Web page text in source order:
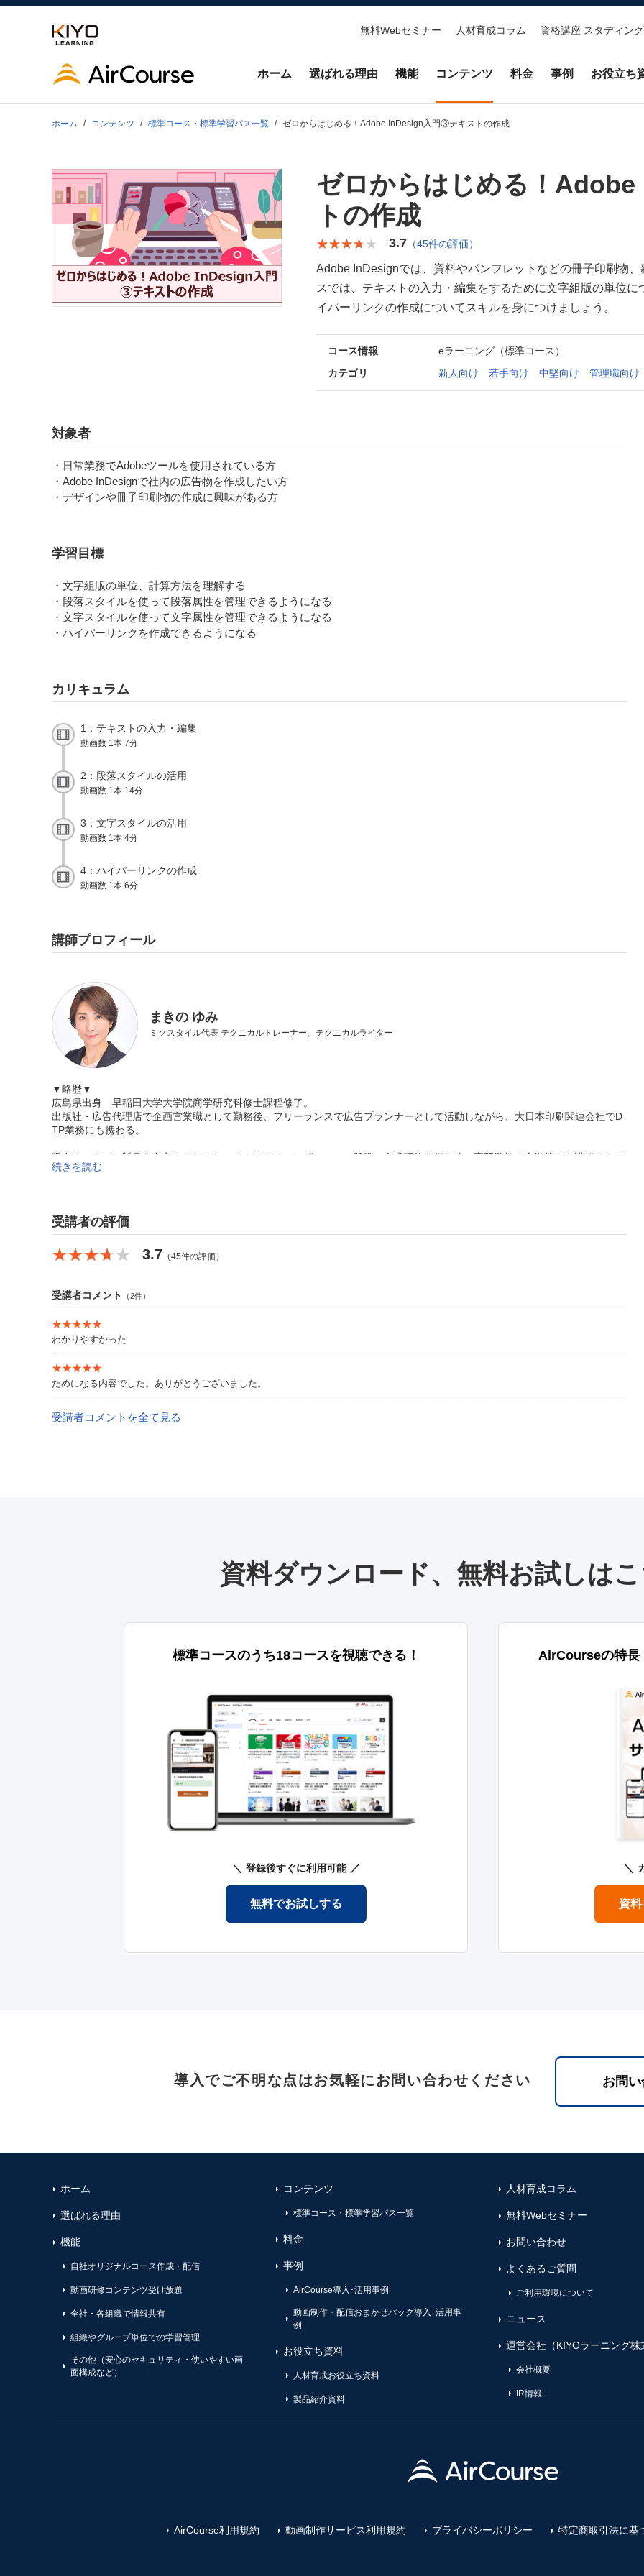
無料Webセミナー 人材育成コラム 資格講座 スタディング
ホーム 選ばれる理由 機能 コンテンツ 料金 事例 お役立ち
ホーム コンテンツ 標準コース・標準学習パス一覧 ゼロからはじめる！Adobe InDesign入門③テキストの作成
ゼロからはじめる！
トの作成
★★★★★
★★★★★ 3.7 （45件の評価）
Adobe InDesignでは、資料やパンフレットなどの冊子印刷物
スでは、テキストの入力・編集をするために文字組版の単位
イパーリンクの作成についてスキルを身につけましょう。
コース情報
eラーニング（標準コース）
カテゴリ
新人向け 若手向け 中堅向け 管理職向け
対象者
・日常業務でAdobeツールを使用されている方
・Adobe InDesignで社内の広告物を作成したい方
・デザインや冊子印刷物の作成に興味がある方
学習目標
・文字組版の単位、計算方法を理解する
・段落スタイルを使って段落属性を管理できるようになる
・文字スタイルを使って文字属性を管理できるようになる
・ハイパーリンクを作成できるようになる
カリキュラム
1：テキストの入力・編集
動画数 1本 7分
2：段落スタイルの活用
動画数 1本 14分
3：文字スタイルの活用
動画数 1本 4分
4：ハイパーリンクの作成
動画数 1本 6分
講師プロフィール
まきの ゆみ
ミクスタイル代表 テクニカルトレーナー、テクニカルライター
▼略歴▼
広島県出身 早稲田大学大学院商学研究科修士課程修了。
出版社・広告代理店で企画営業職として勤務後、フリーランスで広告プランナーとして活動しながら、大日本印刷関連会社でD
TP業務にも携わる。
現在は、Adobe製品を中心としたテクニカルライティング、コース開発、企業研修を行う他、専門学校や大学等でも講師をして
おり、「デザイン・ITをわかりやすく便利で身近なものに」をモットーに、次世代に知識と経験を伝えるために精力的に活動
■X（旧Twitter）：
続きを読む
受講者の評価
★★★★★
★★★★★ 3.7 （45件の評価）
受講者コメント （2件）
★★★★★
★★★★★
わかりやすかった
★★★★★
★★★★★
ためになる内容でした。ありがとうございました。
受講者コメントを全て見る
資料ダウンロード、 無料お試しは
標準コースのうち18コースを視聴できる！
登録後すぐに利用可能
無料でお試しする
AirCourseの特長
資
導入でご不明な点はお気軽にお問い合わせください お問
ホーム
選ばれる理由
機能
自社オリジナルコース作成・配信
動画研修コンテンツ受け放題
全社・各組織で情報共有
組織やグループ単位での学習管理
その他（安心のセキュリティ・使いやすい画
面構成など）
コンテンツ
標準コース・標準学習パス一覧
料金
事例
AirCourse導入･活用事例
動画制作・配信おまかせパック導入･活用事
例
お役立ち資料
人材育成お役立ち資料
製品紹介資料
人材育成コラム
無料Webセミナー
お問い合わせ
よくあるご質問
ご利用環境について
ニュース
運営会社（KIYOラーニング株
会社概要
IR情報
AirCourse利用規約 動画制作サービス利用規約 プライバシーポリシー 特定商取引法に基